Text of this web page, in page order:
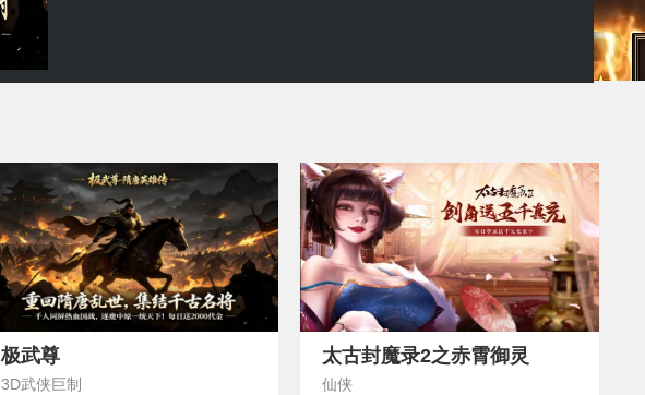
极武尊
3D武侠巨制
太古封魔录2之赤霄御灵
仙侠